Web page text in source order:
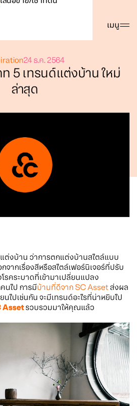
เมนู
24 ธ.ค. 2564
5 เทรนด์แต่งบ้าน ใหม่
ล่าสุด
ต่งบ้าน ว่าการตกแต่งบ้านสไตล์แบบ
จากเรื่องสีหรือสไตล์เฟอร์นิเจอร์ที่ปรับ
รคระบาดที่เข้ามาเปลี่ยนแปลง
นไป การมีบ้านที่ดีจาก SC Assetส่งผล
นไปเช่นกัน จะมีเทรนด์อะไรที่น่าหยิบไป
Assetรวบรวมมาให้คุณแล้ว